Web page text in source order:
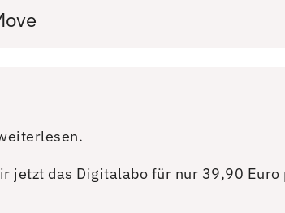
jetzt das Digitalabo für nur 39,90 Euro